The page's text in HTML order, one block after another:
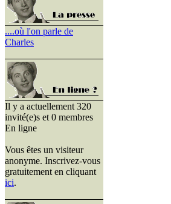
....où l'on parle de
Charles
Il y a actuellement 320
invité(e)s et 0 membres
En ligne
Vous êtes un visiteur
anonyme. Inscrivez-vous
gratuitement en cliquant
ici.